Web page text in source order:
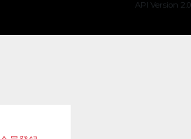
API Version 2.0